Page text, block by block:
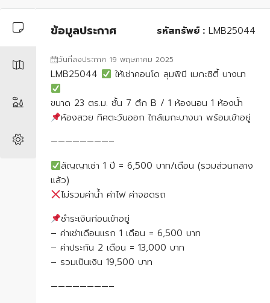
ข้อมูลประกาศ รหัสทรัพย์ : LMB25044
วันที่ลงประกาศ 19 พฤษภาคม 2025
LMB25044 ให้เช่าคอนโด ลุมพินี เมกะซิตี้ บางนา
ขนาด 23 ตร.ม. ชั้น 7 ตึก B / 1 ห้องนอน 1 ห้องน้ำ
ห้องสวย ทิศตะวันออก ใกล้เมกะบางนา พร้อมเข้าอยู่
————————–
สัญญาเช่า 1 ปี = 6,500 บาท/เดือน (รวมส่วนกลาง
แล้ว)
ไม่รวมค่าน้ำ ค่าไฟ ค่าจอดรถ
ชำระเงินก่อนเข้าอยู่
– ค่าเช่าเดือนแรก 1 เดือน = 6,500 บาท
– ค่าประกัน 2 เดือน = 13,000 บาท
– รวมเป็นเงิน 19,500 บาท
————————–